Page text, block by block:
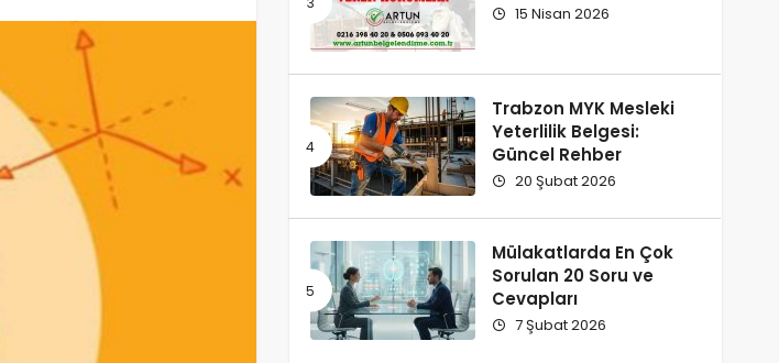
15 Nisan 2026
Trabzon MYK Mesleki
Yeterlilik Belgesi:
Güncel Rehber
20 Şubat 2026
Mülakatlarda En Çok
Sorulan 20 Soru ve
Cevapları
7 Şubat 2026